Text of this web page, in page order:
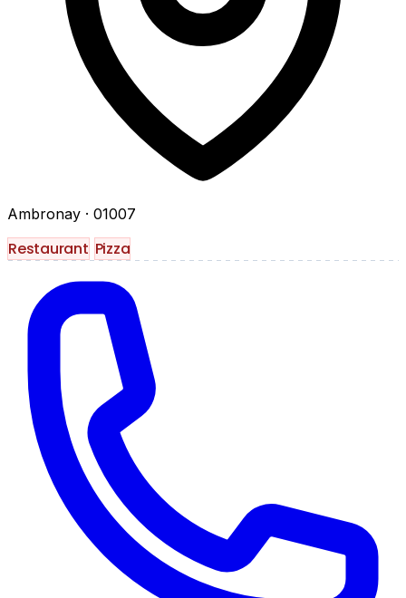
Ambronay · 01007
Restaurant Pizza